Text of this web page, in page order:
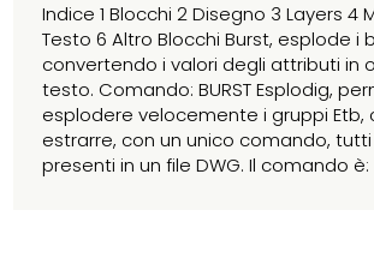
Indice 1 Blocchi 2 Disegno 3 Layers 4
Testo 6 Altro Blocchi Burst, esplode i
convertendo i valori degli attributi in
testo. Comando: BURST Esplodig,
esplodere velocemente i gruppi Etb,
estrarre, con un unico comando,
presenti in un file DWG. Il comando è: